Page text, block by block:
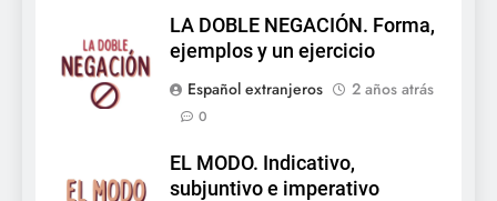
LA DOBLE NEGACIÓN. Forma,
ejemplos y un ejercicio
Español extranjeros
2 años atrás
0
EL MODO. Indicativo,
subjuntivo e imperativo